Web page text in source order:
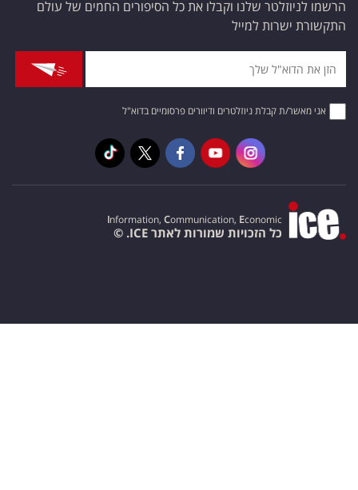
הרשמו לניוזלטר שלנו וקבלו את כל הסיפורים החמים של עולם
התקשורת ישרות למייל
אני מאשר/ת קבלת ניוזלטרים ודיוורים פרסומיים בדוא"ל
Information, Communication, Economic
כל הזכויות שמורות לאתר ICE. ©